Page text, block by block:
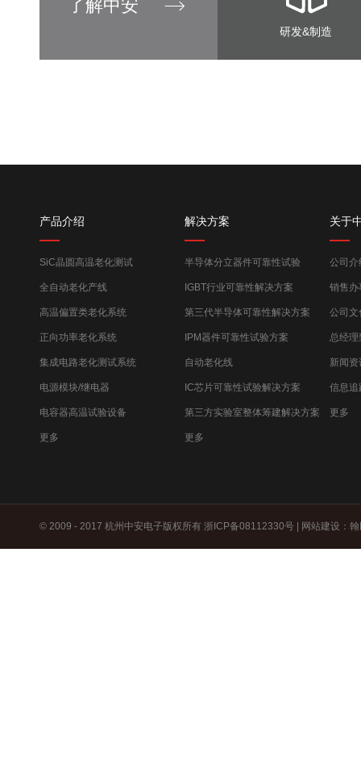
了解中安
研发&制造
产品介绍
SiC晶圆高温老化测试
全自动老化产线
高温偏置类老化系统
正向功率老化系统
集成电路老化测试系统
电源模块/继电器
电容器高温试验设备
更多
解决方案
半导体分立器件可靠性试验
IGBT行业可靠性解决方案
第三代半导体可靠性解决方案
IPM器件可靠性试验方案
自动老化线
IC芯片可靠性试验解决方案
第三方实验室整体筹建解决方案
更多
关于
公司介
销售办
公司文
总经理
新闻资
信息追
更多
© 2009 - 2017 杭州中安电子版权所有 浙ICP备08112330号 网站建设 ：